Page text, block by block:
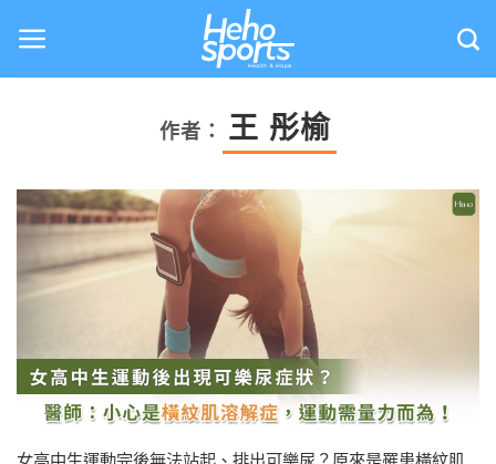
content
作者： 王 彤榆
女高中生運動完後無法站起、排出可樂尿？原來是罹患橫紋肌